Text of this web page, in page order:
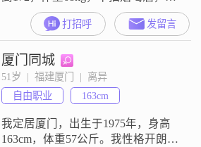
一女儿20岁，父已故母健在，姐1个
已婚，3套房(无房贷) ，无负债，未
购车，自营个体生意，生意稳定，
对女方经济及工作状况不作要求，
有无工作均可，地域不限，但最好
在福州工作生活的方便交往，眼缘
适中，人合适性格合得来即可。
打招呼 发留言
厦门同城
51岁  |  福建厦门  |  离异
自由职业
163cm
我定居厦门，出生于1975年，身高
163cm，体重57公斤。我性格开朗，